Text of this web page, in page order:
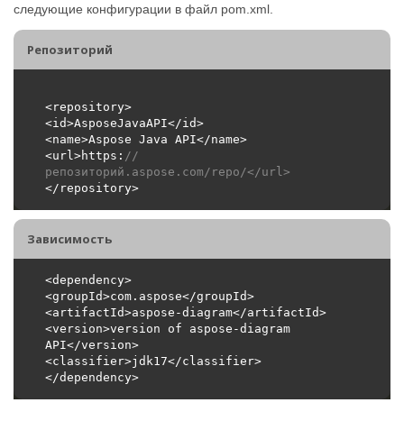
следующие конфигурации в файл pom.xml.
Репозиторий
<url>https: //
репозиторий.aspose.com/repo/</url>
Зависимость
<version>version of aspose-diagram